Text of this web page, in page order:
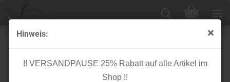
Hinweis:
!! VERSANDPAUSE 25% Rabatt auf alle Artikel im
Shop !!
- elastisch